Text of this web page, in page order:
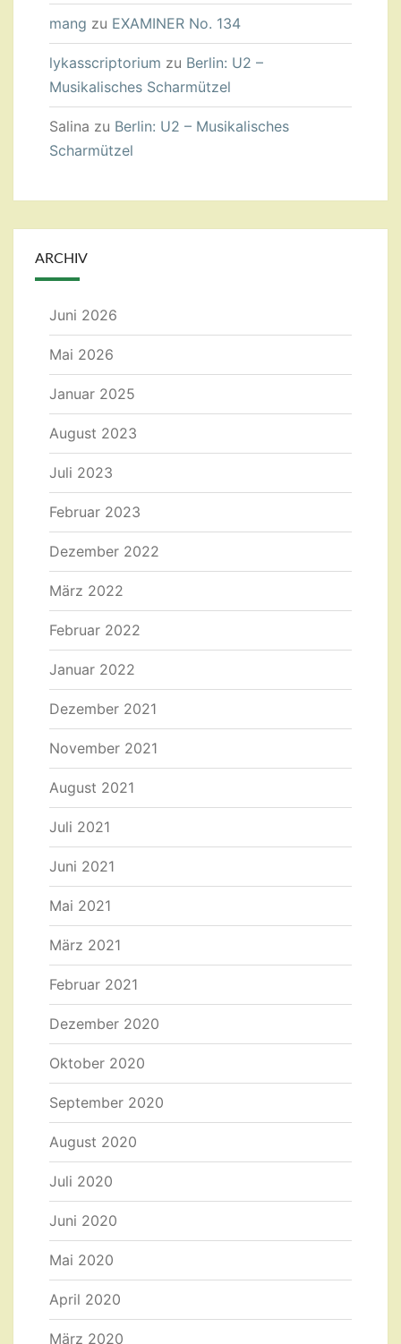
mang zu EXAMINER No. 134
lykasscriptorium zu Berlin: U2 –
Musikalisches Scharmützel
Salina zu Berlin: U2 – Musikalisches
Scharmützel
ARCHIV
Juni 2026
Mai 2026
Januar 2025
August 2023
Juli 2023
Februar 2023
Dezember 2022
März 2022
Februar 2022
Januar 2022
Dezember 2021
November 2021
August 2021
Juli 2021
Juni 2021
Mai 2021
März 2021
Februar 2021
Dezember 2020
Oktober 2020
September 2020
August 2020
Juli 2020
Juni 2020
Mai 2020
April 2020
März 2020